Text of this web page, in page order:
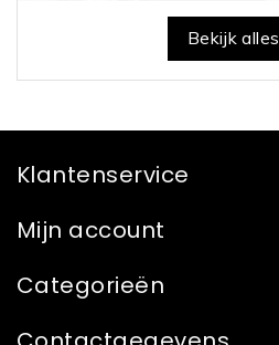
Bekijk alles
Klantenservice
Mijn account
Categorieën